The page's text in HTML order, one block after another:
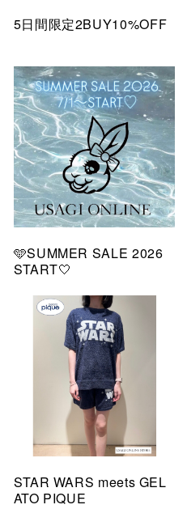
5日間限定2BUY10%OFF
🩵SUMMER SALE 2026
START🤍
STAR WARS meets GEL
ATO PIQUE